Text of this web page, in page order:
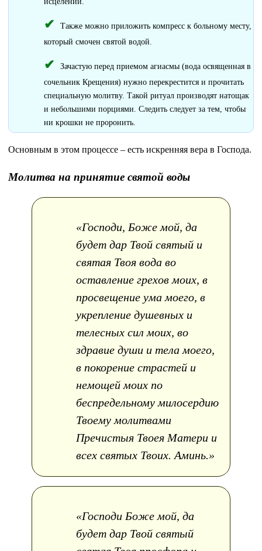
Также можно приложить компресс к больному месту,
который смочен святой водой.
Зачастую перед приемом агиасмы (вода освященная в
сочельник Крещения) нужно перекрестится и прочитать
специальную молитву. Такой ритуал производят натощак
и небольшими порциями. Следить следует за тем, чтобы
ни крошки не проронить.
Основным в этом процессе – есть искренняя вера в Господа.
Молитва на принятие святой воды
«Господи, Боже мой, да
будет дар Твой святый и
святая Твоя вода во
оставление грехов моих, в
просвещение ума моего, в
укрепление душевных и
телесных сил моих, во
здравие души и тела моего,
в покорение страстей и
немощей моих по
беспредельному милосердию
Твоему молитвами
Пречистыя Твоея Матери и
всех святых Твоих. Аминь.»
«Господи Боже мой, да
будет дар Твой святый